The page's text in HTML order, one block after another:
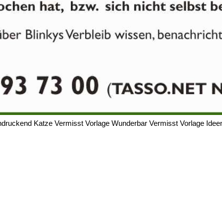
Katze Vermisst Vorlage Wunderbar Vermisst Vorlage